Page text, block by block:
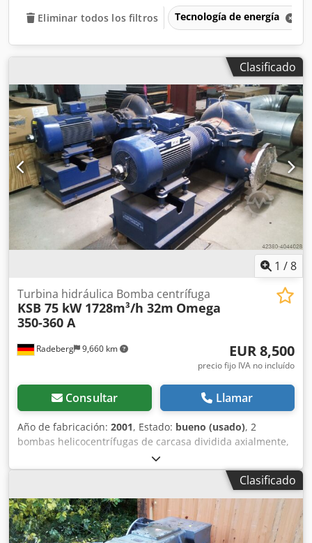
Eliminar todos los filtros Tecnología de energía
Clasificado
1 /8
Radeberg 9,660 km
Turbina hidráulica Bomba centrífuga
KSB 75 kW 1728m³/h 32m Omega
350-360 A
EUR 8,500
precio fijo IVA no incluído
Consultar Llamar
Año de fabricación: 2001, Estado: bueno (usado), 2
bombas helicocentrífugas de carcasa dividida axialmente,
con motor y base. Su última aplicación fue como turbina.
Dedpfx Aed Nqi Rob Ueck ¡¡¡Se adjuntan imágenes del
diagrama de características como bomba y como turbina!!!
Fabricante: KSB Tipo: Omega 350-360 A Caudal: 1728 m³/h
Altura de elevación: 32 m Velocidad: 1450 rpm Año de
fabricación: 2001 En funcionamiento como turbina: Motor:
Clasificado